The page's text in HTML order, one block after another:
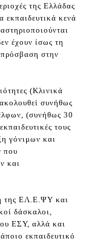
της Ελλάδας
εκπαιδευτικά κενά
έχουν ίσως τη
πρόσβαση στην
(Κλινικά
συνήθως
(συνήθως 30
τους
γόνιμων και
που
και
της ΕΛ.Ε.ΨΥ και
δάσκαλοι,
ΕΣΥ, αλλά και
εκπαιδευτικό